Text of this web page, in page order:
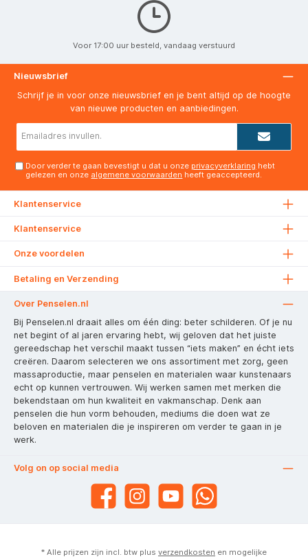
Voor 17:00 uur besteld, vandaag verstuurd
Nieuwsbrief
Schrijf je in voor onze nieuwsbrief en je bent altijd op de hoogte
van nieuwe producten en aanbiedingen.
Door verder te gaan bevestigt u dat u onze privacyverklaring hebt
gelezen en onze algemene voorwaarden heeft geaccepteerd.
Klantenservice
Klantenservice
Onze voordelen
Betaling en Verzending
Over Penselen.nl
Bij Penselen.nl draait alles om één ding: beter schilderen. Of je nu
net begint of al jaren ervaring hebt, wij geloven dat het juiste
gereedschap het verschil maakt tussen “iets maken” en écht iets
creëren. Daarom selecteren we ons assortiment met zorg, geen
massaproductie, maar penselen en materialen waar kunstenaars
echt op kunnen vertrouwen. Wij werken samen met merken die
bekendstaan om hun kwaliteit en vakmanschap. Denk aan
penselen die hun vorm behouden, mediums die doen wat ze
beloven en materialen die je inspireren om verder te gaan in je
werk.
Volg on op social media
* Alle prijzen zijn incl. btw plus verzendkosten en mogelijke